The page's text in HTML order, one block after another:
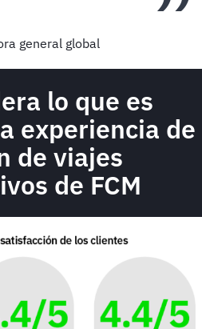
global
lo que es
experiencia de
de viajes
de FCM